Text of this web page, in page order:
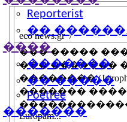
Reporterist
��
����
�������
��-�����
Poetree
�������
�����
eco news.gr /
��� �����
��� �������
��������
�������
Europam...